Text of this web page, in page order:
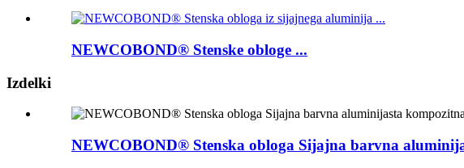
NEWCOBOND® Stenske obloge ...
Izdelki
NEWCOBOND® Stenska obloga Sijajna barvna